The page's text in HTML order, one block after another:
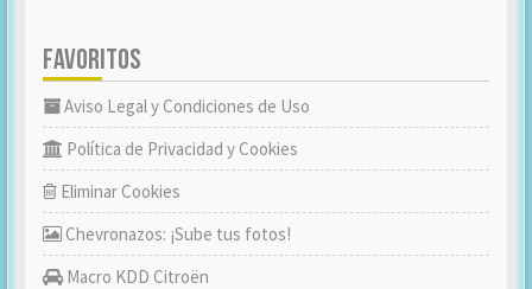
FAVORITOS
Aviso Legal y Condiciones de Uso
Política de Privacidad y Cookies
Eliminar Cookies
Chevronazos: ¡Sube tus fotos!
Macro KDD Citroën